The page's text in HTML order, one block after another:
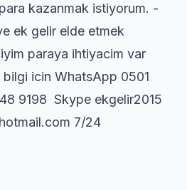
kazanmak istiyorum. -
ek gelir elde etmek
paraya ihtiyacim var
bilgi icin WhatsApp 0501
9198 Skype ekgelir2015
7/24